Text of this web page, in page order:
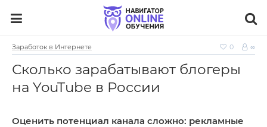
Заработок в Интернете 0 ∞
Сколько зарабатывают блогеры
на YouTube в России
Оценить потенциал канала сложно: рекламные